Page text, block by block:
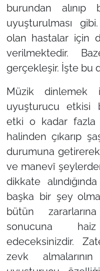
burundan
uyuşturulması
olan hastalar için
verilmektedir.
gerçekleşir. İşte bu
Müzik dinlemek
uyuşturucu etkisi
etki o kadar fazla
halinden çıkarıp
durumuna
ve manevî
dikkate
başka bir şey
bütün
sonucuna
edeceksinizdir.
zevk